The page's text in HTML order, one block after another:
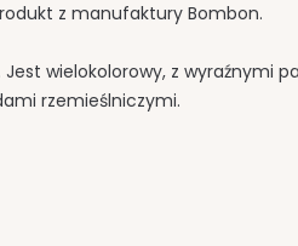
z manufaktury Bombon.
wielokolorowy, z wyraźnymi
rzemieślniczymi.